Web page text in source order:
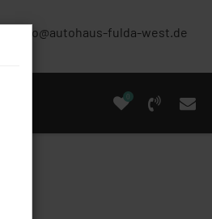
info@autohaus-fulda-west.de
0